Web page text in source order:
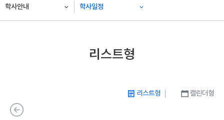
학사안내 학사일정
리스트형
리스트형 캘린더형
2025